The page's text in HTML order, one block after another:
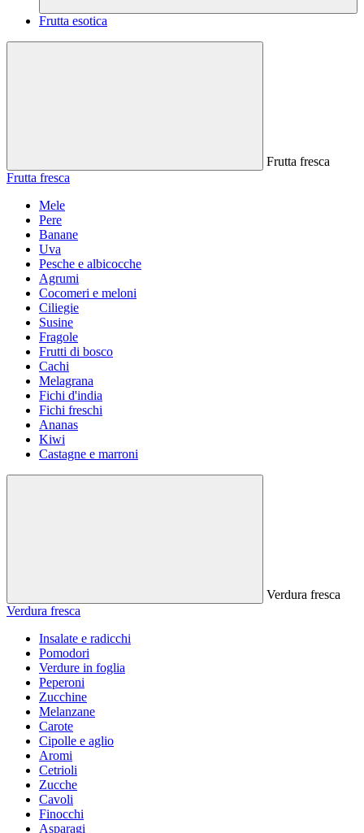
Frutta esotica
Frutta fresca
Frutta fresca
Mele
Pere
Banane
Uva
Pesche e albicocche
Agrumi
Cocomeri e meloni
Ciliegie
Susine
Fragole
Frutti di bosco
Cachi
Melagrana
Fichi d'india
Fichi freschi
Ananas
Kiwi
Castagne e marroni
Verdura fresca
Verdura fresca
Insalate e radicchi
Pomodori
Verdure in foglia
Peperoni
Zucchine
Melanzane
Carote
Cipolle e aglio
Aromi
Cetrioli
Zucche
Cavoli
Finocchi
Asparagi